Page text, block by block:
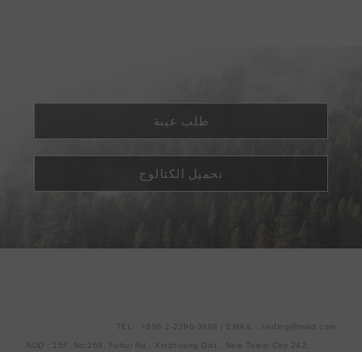
طلب عينة
تحميل الكتالوج
TEL：+886 2-2296-3999 | EMAIL : keding@twkd.com
ADD：15F.,No.268, Fuhui Rd., Xinzhuang Dist., New Taipei City 242,